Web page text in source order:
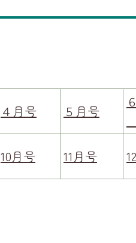
４月号 ５月号
10月号 11月号